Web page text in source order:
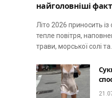
найголовніші
Літо 2026 приносить
тепле повітря,
трави, морської солі та…